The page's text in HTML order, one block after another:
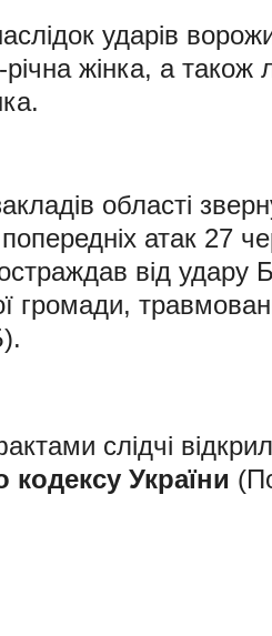
ударів
жінка, а також
області
атак 27
від удару
громади,
слідчі
кодексу України